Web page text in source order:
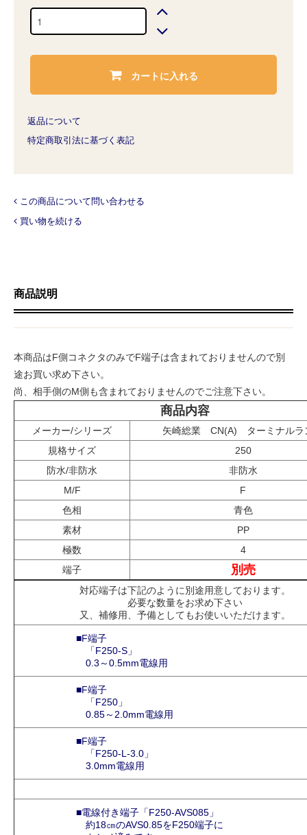
カートに入れる
返品について
特定商取引法に基づく表記
この商品について問い合わせる
買い物を続ける
商品説明
本商品はF側コネクタのみでF端子は含まれておりませんので別
途お買い求め下さい。
尚、相手側のM側も含まれておりませんのでご注意下さい。
商品内容
メーカー/シリーズ
矢崎総業 CN(A) ターミナルラ
規格サイズ
250
防水/非防水
非防水
M/F
F
色相
青色
素材
PP
極数
4
端子
別売
対応端子は下記のように別途用意しております。
必要な数量をお求め下さい
又、補修用、予備としてもお使いいただけます。
■F端子
「F250-S」
0.3～0.5mm電線用
■F端子
「F250」
0.85～2.0mm電線用
■F端子
「F250-L-3.0」
3.0mm電線用
■電線付き端子「F250-AVS085」
約18㎝のAVS0.85をF250端子に